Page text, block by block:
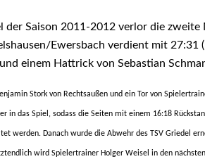
der Saison 2011-2012 verlor die
Ewersbach verdient mit 27:31
einem Hattrick von Sebastian
Stork von Rechtsaußen und ein Tor von
in das Spiel, sodass die Seiten mit einem 16:18
werden. Danach wurde die Abwehr des TSV Griedel
wird Spielertrainer Holger Weisel in den